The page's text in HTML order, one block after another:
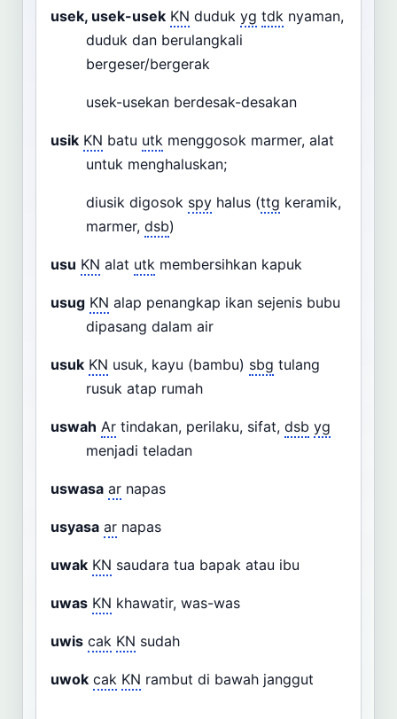
usek, usek-usek KN duduk yg tdk nyaman,
duduk dan berulangkali
bergeser/bergerak
usek-usekan berdesak-desakan
usik KN batu utk menggosok marmer, alat
untuk menghaluskan;
diusik digosok spy halus (ttg keramik,
marmer, dsb)
usu KN alat utk membersihkan kapuk
usug KN alap penangkap ikan sejenis bubu
dipasang dalam air
usuk KN usuk, kayu (bambu) sbg tulang
rusuk atap rumah
uswah Ar tindakan, perilaku, sifat, dsb yg
menjadi teladan
uswasa ar napas
usyasa ar napas
uwak KN saudara tua bapak atau ibu
uwas KN khawatir, was-was
uwis cak KN sudah
uwok cak KN rambut di bawah janggut